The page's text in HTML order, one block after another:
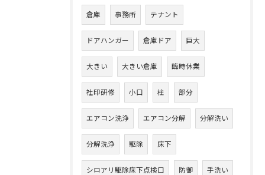
倉庫 事務所 テナント
ドアハンガー 倉庫ドア 巨大
大きい 大きい倉庫 臨時休業
社印研修 小口 柱 部分
エアコン洗浄 エアコン分解 分解洗い
分解洗浄 駆除 床下
シロアリ駆除床下点検口 防御 手洗い